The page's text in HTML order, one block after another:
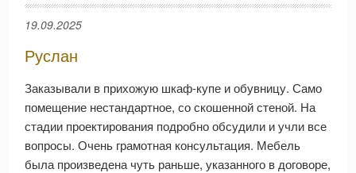
19.09.2025
Руслан
Заказывали в прихожую шкаф-купе и обувницу. Само
помещение нестандартное, со скошенной стеной. На
стадии проектирования подробно обсудили и учли все
вопросы. Очень грамотная консультация. Мебель
была произведена чуть раньше, указанного в договоре,